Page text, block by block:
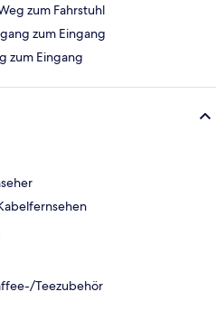
zum Fahrstuhl
zum Eingang
zum Eingang
Teezubehör